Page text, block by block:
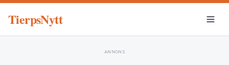
TierpsNytt
ANNONS